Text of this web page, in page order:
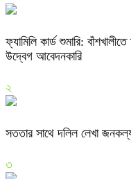
ফ্যামিলি কার্ড শুমারি:
উদ্বেগ আবেদনকারি
২
সততার সাথে দলিল লেখা
৩